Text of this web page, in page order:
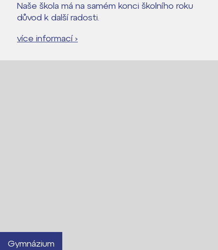
Naše škola má na samém konci školního roku
důvod k další radosti.
více informací ›
Gymnázium